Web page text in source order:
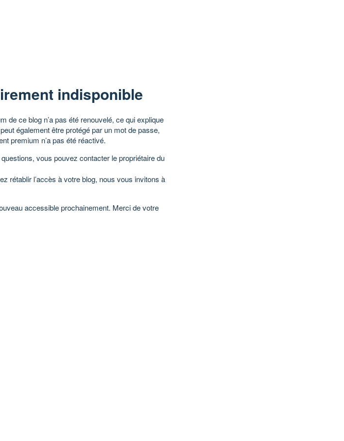
indisponible
de ce blog n’a pas été renouvelé, ce qui explique
également être protégé par un mot de passe,
premium n’a pas été réactivé.
vous pouvez contacter le propriétaire du
rétablir l’accès à votre blog, nous vous invitons à
accessible prochainement. Merci de votre